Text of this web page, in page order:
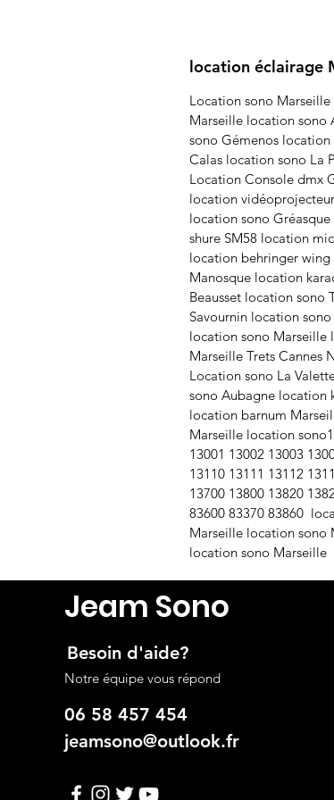
location éclairage
Location sono
Marseille location sono
sono Gémenos
Calas location sono La
Location Console dmx
location
location sono
shure SM58 location
location behringer
Manosque location
Beausset location sono
Savournin location
location sono Marseille
Marseille Trets Cannes
Location sono La
sono Aubagne location
location barnum
Marseille location
13001 13002 13003
13110 13111 13112
13700 13800 13820
83600 83370 83860
Marseille location sono
location sono
Jeam Sono
Besoin d'aide?
Notre équipe vous répond
06 58 457 454
jeamsono@outlook.fr